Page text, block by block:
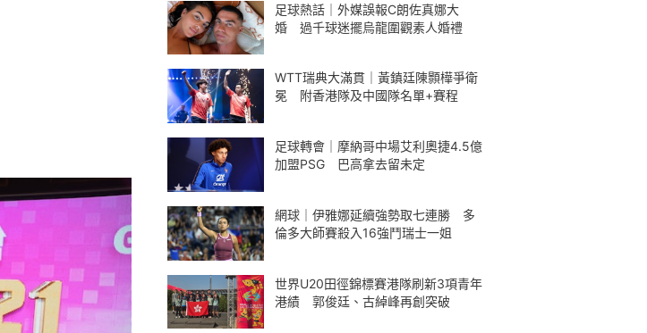
足球熱話｜外媒誤報C朗佐真娜大
婚 過千球迷擺烏龍圍觀素人婚禮
WTT瑞典大滿貫｜黃鎮廷陳顥樺爭衛
冕 附香港隊及中國隊名單+賽程
足球轉會｜摩納哥中場艾利奧捷4.5億
加盟PSG 巴高拿去留未定
網球｜伊雅娜延續強勢取七連勝 多
倫多大師賽殺入16強鬥瑞士一姐
世界U20田徑錦標賽港隊刷新3項青年
港績 郭俊廷、古綽峰再創突破